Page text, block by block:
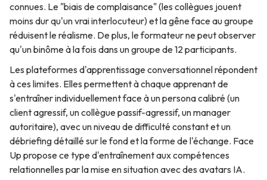
connues. Le "biais de complaisance" (les collègues jouent
moins dur qu'un vrai interlocuteur) et la gêne face au groupe
réduisent le réalisme. De plus, le formateur ne peut observer
qu'un binôme à la fois dans un groupe de 12 participants.
Les plateformes d'apprentissage conversationnel répondent
à ces limites. Elles permettent à chaque apprenant de
s'entraîner individuellement face à un persona calibré (un
client agressif, un collègue passif-agressif, un manager
autoritaire), avec un niveau de difficulté constant et un
débriefing détaillé sur le fond et la forme de l'échange. Face
Up propose ce type d'entraînement aux compétences
relationnelles par la mise en situation avec des avatars IA.